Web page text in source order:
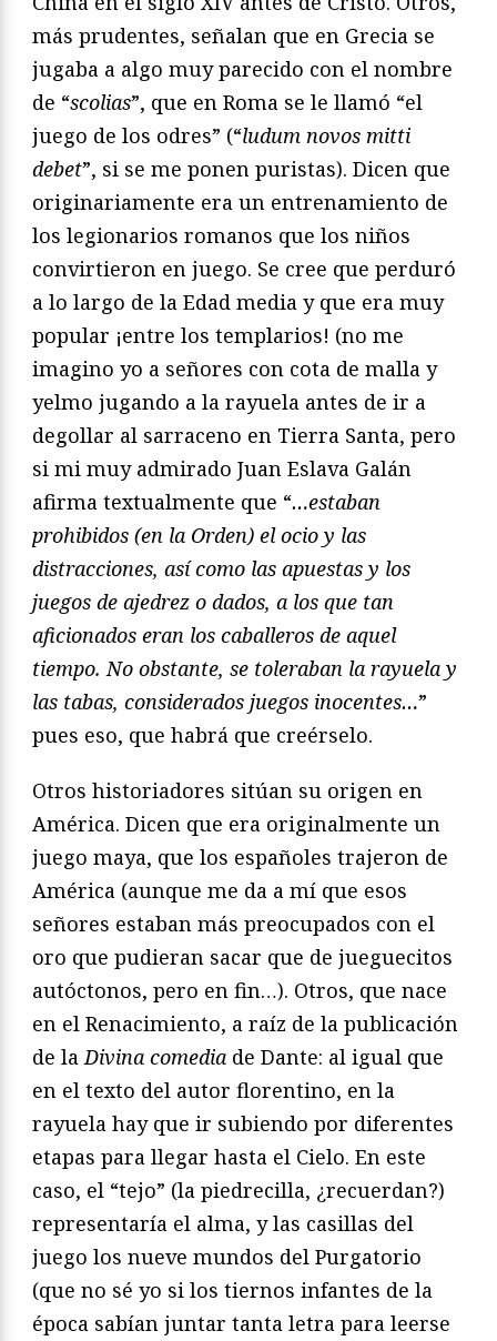
más prudentes, señalan que en Grecia se
jugaba a algo muy parecido con el nombre
de “scolias”, que en Roma se le llamó “el
juego de los odres” (“ludum novos mitti
debet”, si se me ponen puristas). Dicen que
originariamente era un entrenamiento de
los legionarios romanos que los niños
convirtieron en juego. Se cree que perduró
a lo largo de la Edad media y que era muy
popular ¡entre los templarios! (no me
imagino yo a señores con cota de malla y
yelmo jugando a la rayuela antes de ir a
degollar al sarraceno en Tierra Santa, pero
si mi muy admirado Juan Eslava Galán
afirma textualmente que “…estaban
prohibidos (en la Orden) el ocio y las
distracciones, así como las apuestas y los
juegos de ajedrez o dados, a los que tan
aficionados eran los caballeros de aquel
tiempo. No obstante, se toleraban la rayuela y
las tabas, considerados juegos inocentes…”
pues eso, que habrá que creérselo.
Otros historiadores sitúan su origen en
América. Dicen que era originalmente un
juego maya, que los españoles trajeron de
América (aunque me da a mí que esos
señores estaban más preocupados con el
oro que pudieran sacar que de jueguecitos
autóctonos, pero en fin…). Otros, que nace
en el Renacimiento, a raíz de la publicación
de laDivina comedia de Dante: al igual que
en el texto del autor florentino, en la
rayuela hay que ir subiendo por diferentes
etapas para llegar hasta el Cielo. En este
caso, el “tejo” (la piedrecilla, ¿recuerdan?)
representaría el alma, y las casillas del
juego los nueve mundos del Purgatorio
(que no sé yo si los tiernos infantes de la
época sabían juntar tanta letra para leerse